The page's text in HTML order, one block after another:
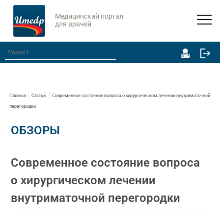
Медицинский портал
для врачей
Главная Статьи Современное состояние вопроса о хирургическом лечении внутриматочной
перегородки
ОБЗОРЫ
Современное состояние вопроса
о хирургическом лечении
внутриматочной перегородки